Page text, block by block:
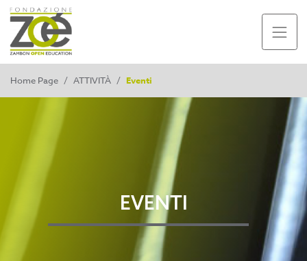
Home Page / ATTIVITÀ / Eventi
EVENTI